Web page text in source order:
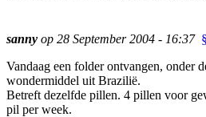
sanny op 28 September 2004 - 16:37 §
Vandaag een folder ontvangen, onder
wondermiddel uit Brazilië.
Betreft dezelfde pillen. 4 pillen voor
pil per week.